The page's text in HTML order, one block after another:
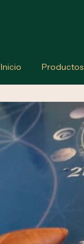
Inicio Productos